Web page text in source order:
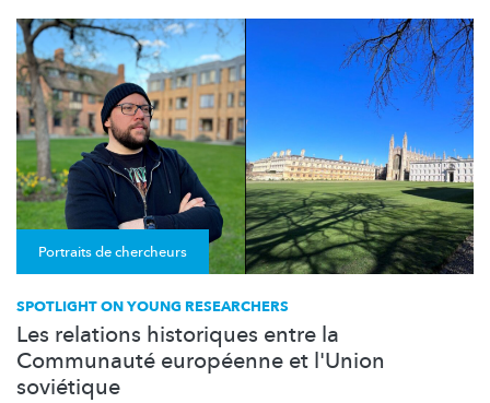
Portraits de chercheurs
SPOTLIGHT ON YOUNG RESEARCHERS
Les relations historiques entre la
Communauté européenne et l'Union
soviétique